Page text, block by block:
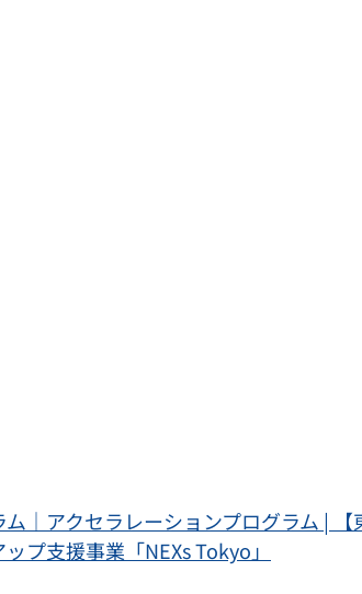
｜アクセラレーションプログラム |
プ支援事業「NEXs Tokyo」